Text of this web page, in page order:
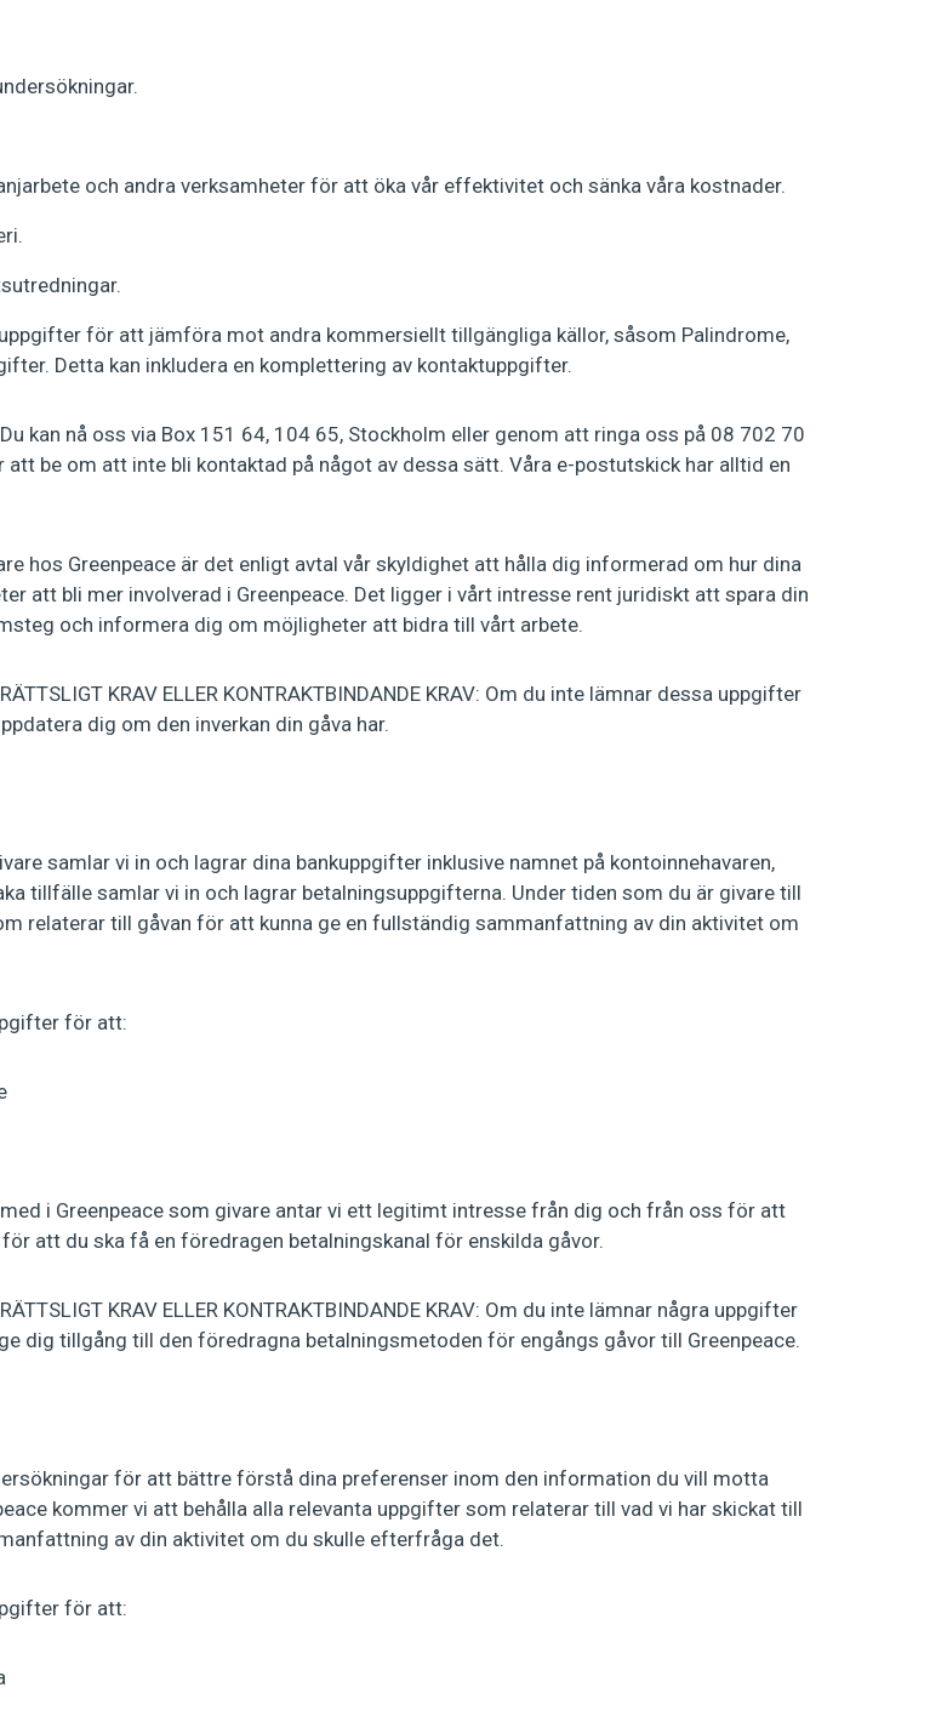
och andra verksamheter för att öka vår effektivitet och sänka våra kostnader.
för att jämföra mot andra kommersiellt tillgängliga källor, såsom Palindrome,
Detta kan inkludera en komplettering av kontaktuppgifter.
kan nå oss via Box 151 64, 104 65, Stockholm eller genom att ringa oss på 08 702 70
att be om att inte bli kontaktad på något av dessa sätt. Våra e-postutskick har alltid en
hos Greenpeace är det enligt avtal vår skyldighet att hålla dig informerad om hur dina
att bli mer involverad i Greenpeace. Det ligger i vårt intresse rent juridiskt att spara din
och informera dig om möjligheter att bidra till vårt arbete.
KRAV ELLER KONTRAKTBINDANDE KRAV: Om du inte lämnar dessa uppgifter
dig om den inverkan din gåva har.
samlar vi in och lagrar dina bankuppgifter inklusive namnet på kontoinnehavaren,
tillfälle samlar vi in och lagrar betalningsuppgifterna. Under tiden som du är givare till
relaterar till gåvan för att kunna ge en fullständig sammanfattning av din aktivitet om
för att:
med i Greenpeace som givare antar vi ett legitimt intresse från dig och från oss för att
att du ska få en föredragen betalningskanal för enskilda gåvor.
KRAV ELLER KONTRAKTBINDANDE KRAV: Om du inte lämnar några uppgifter
dig tillgång till den föredragna betalningsmetoden för engångs gåvor till Greenpeace.
för att bättre förstå dina preferenser inom den information du vill motta
kommer vi att behålla alla relevanta uppgifter som relaterar till vad vi har skickat till
av din aktivitet om du skulle efterfråga det.
för att: